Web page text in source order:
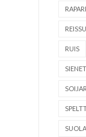
RUIS
SIENET